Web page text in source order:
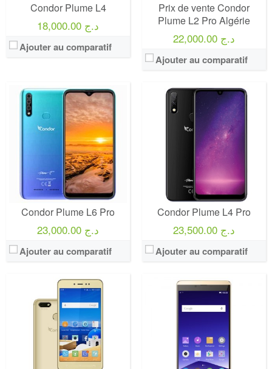
Condor Plume L4
18,000.00 د.ج
Ajouter au comparatif
Prix de vente Condor
Plume L2 Pro Algérie
22,000.00 د.ج
Ajouter au comparatif
Condor Plume L6 Pro
23,000.00 د.ج
Ajouter au comparatif
Condor Plume L4 Pro
23,500.00 د.ج
Ajouter au comparatif